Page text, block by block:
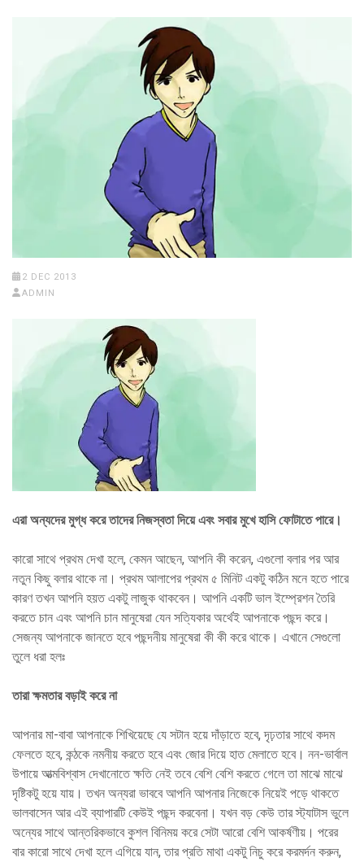
2 DEC 2013
ADMIN
এরা অন্যদের মুগ্ধ করে তাদের নিজস্বতা দিয়ে এবং সবার মুখে হাসি ফোটাতে পারে।
কারো সাথে প্রথম দেখা হলে, কেমন আছেন, আপনি কী করেন, এগুলো বলার পর আর
নতুন কিছু বলার থাকে না। প্রথম আলাপের প্রথম ৫ মিনিট একটু কঠিন মনে হতে পারে
কারণ তখন আপনি হয়ত একটু লাজুক থাকবেন। আপনি একটি ভাল ইম্প্রেশন তৈরি
করতে চান এবং আপনি চান মানুষেরা যেন সত্যিকার অর্থেই আপনাকে পছন্দ করে।
সেজন্য আপনাকে জানতে হবে পছন্দনীয় মানুষেরা কী কী করে থাকে। এখানে সেগুলো
তুলে ধরা হলঃ
তারা ক্ষমতার বড়াই করে না
আপনার মা-বাবা আপনাকে শিখিয়েছে যে সটান হয়ে দাঁড়াতে হবে, দৃঢ়তার সাথে কদম
ফেলতে হবে, কন্ঠকে নমনীয় করতে হবে এবং জোর দিয়ে হাত মেলাতে হবে। নন-ভার্বাল
উপায়ে আত্মবিশ্বাস দেখানোতে ক্ষতি নেই তবে বেশি বেশি করতে গেলে তা মাঝে মাঝে
দৃষ্টিকটু হয়ে যায়। তখন অন্যরা ভাববে আপনি আপনার নিজেকে নিয়েই পড়ে থাকতে
ভালবাসেন আর এই ব্যাপারটি কেউই পছন্দ করবেনা। যখন বড় কেউ তার স্ট্যাটাস ভুলে
অন্যের সাথে আন্তরিকভাবে কুশল বিনিময় করে সেটা আরো বেশি আকর্ষণীয়। পরের
বার কারো সাথে দেখা হলে এগিয়ে যান, তার প্রতি মাথা একটু নিচু করে করমর্দন করুন,